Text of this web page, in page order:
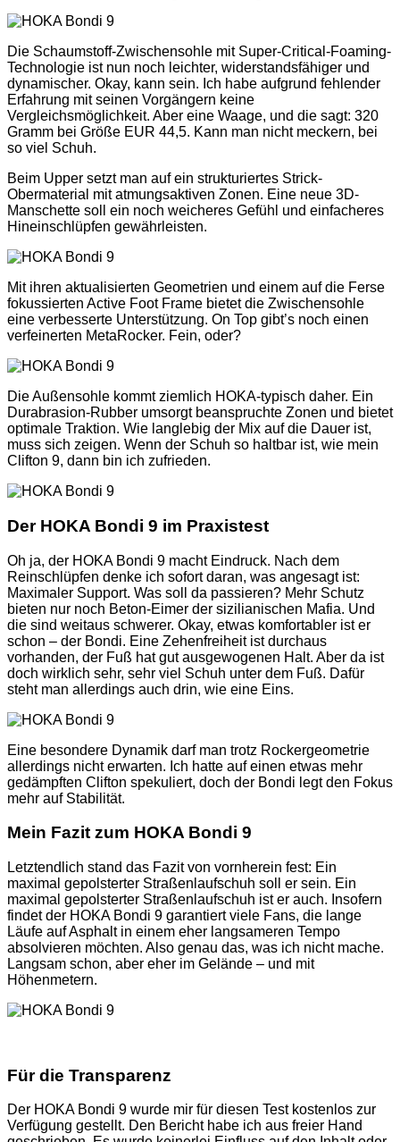
Die Schaumstoff-Zwischensohle mit Super-Critical-Foaming-
Technologie ist nun noch leichter, widerstandsfähiger und
dynamischer. Okay, kann sein. Ich habe aufgrund fehlender
Erfahrung mit seinen Vorgängern keine
Vergleichsmöglichkeit. Aber eine Waage, und die sagt: 320
Gramm bei Größe EUR 44,5. Kann man nicht meckern, bei
so viel Schuh.
Beim Upper setzt man auf ein strukturiertes Strick-
Obermaterial mit atmungsaktiven Zonen. Eine neue 3D-
Manschette soll ein noch weicheres Gefühl und einfacheres
Hineinschlüpfen gewährleisten.
Mit ihren aktualisierten Geometrien und einem auf die Ferse
fokussierten Active Foot Frame bietet die Zwischensohle
eine verbesserte Unterstützung. On Top gibt’s noch einen
verfeinerten MetaRocker. Fein, oder?
Die Außensohle kommt ziemlich HOKA-typisch daher. Ein
Durabrasion-Rubber umsorgt beanspruchte Zonen und bietet
optimale Traktion. Wie langlebig der Mix auf die Dauer ist,
muss sich zeigen. Wenn der Schuh so haltbar ist, wie mein
Clifton 9, dann bin ich zufrieden.
Der HOKA Bondi 9 im Praxistest
Oh ja, der HOKA Bondi 9 macht Eindruck. Nach dem
Reinschlüpfen denke ich sofort daran, was angesagt ist:
Maximaler Support. Was soll da passieren? Mehr Schutz
bieten nur noch Beton-Eimer der sizilianischen Mafia. Und
die sind weitaus schwerer. Okay, etwas komfortabler ist er
schon – der Bondi. Eine Zehenfreiheit ist durchaus
vorhanden, der Fuß hat gut ausgewogenen Halt. Aber da ist
doch wirklich sehr, sehr viel Schuh unter dem Fuß. Dafür
steht man allerdings auch drin, wie eine Eins.
Eine besondere Dynamik darf man trotz Rockergeometrie
allerdings nicht erwarten. Ich hatte auf einen etwas mehr
gedämpften Clifton spekuliert, doch der Bondi legt den Fokus
mehr auf Stabilität.
Mein Fazit zum HOKA Bondi 9
Letztendlich stand das Fazit von vornherein fest: Ein
maximal gepolsterter Straßenlaufschuh soll er sein. Ein
maximal gepolsterter Straßenlaufschuh ist er auch. Insofern
findet der HOKA Bondi 9 garantiert viele Fans, die lange
Läufe auf Asphalt in einem eher langsameren Tempo
absolvieren möchten. Also genau das, was ich nicht mache.
Langsam schon, aber eher im Gelände – und mit
Höhenmetern.
Für die Transparenz
Der HOKA Bondi 9 wurde mir für diesen Test kostenlos zur
Verfügung gestellt. Den Bericht habe ich aus freier Hand